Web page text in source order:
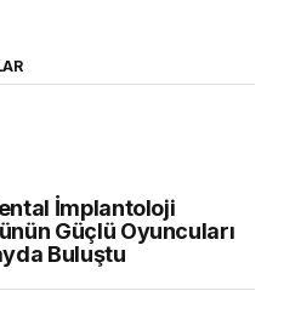
İmplantoloji
Güçlü Oyuncuları
Buluştu